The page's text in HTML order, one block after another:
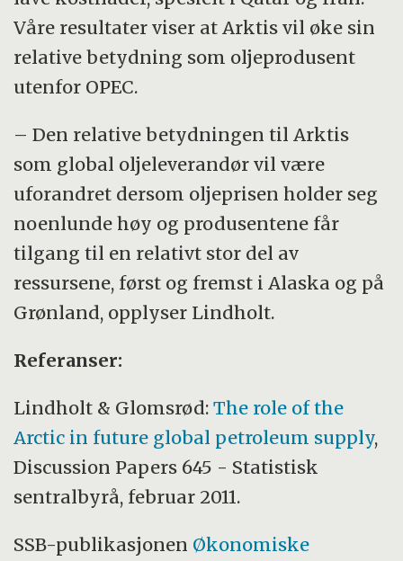
Våre resultater viser at Arktis vil øke sin
relative betydning som oljeprodusent
utenfor OPEC.
– Den relative betydningen til Arktis
som global oljeleverandør vil være
uforandret dersom oljeprisen holder seg
noenlunde høy og produsentene får
tilgang til en relativt stor del av
ressursene, først og fremst i Alaska og på
Grønland, opplyser Lindholt.
Referanser:
Lindholt & Glomsrød:The role of the
Arctic in future global petroleum supply,
Discussion Papers 645 - Statistisk
sentralbyrå, februar 2011.
SSB-publikasjonen Økonomiske